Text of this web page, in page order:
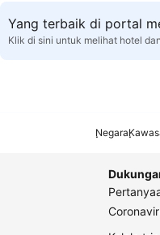
Yang terbaik di portal
Klik di sini untuk melihat hotel
Negara